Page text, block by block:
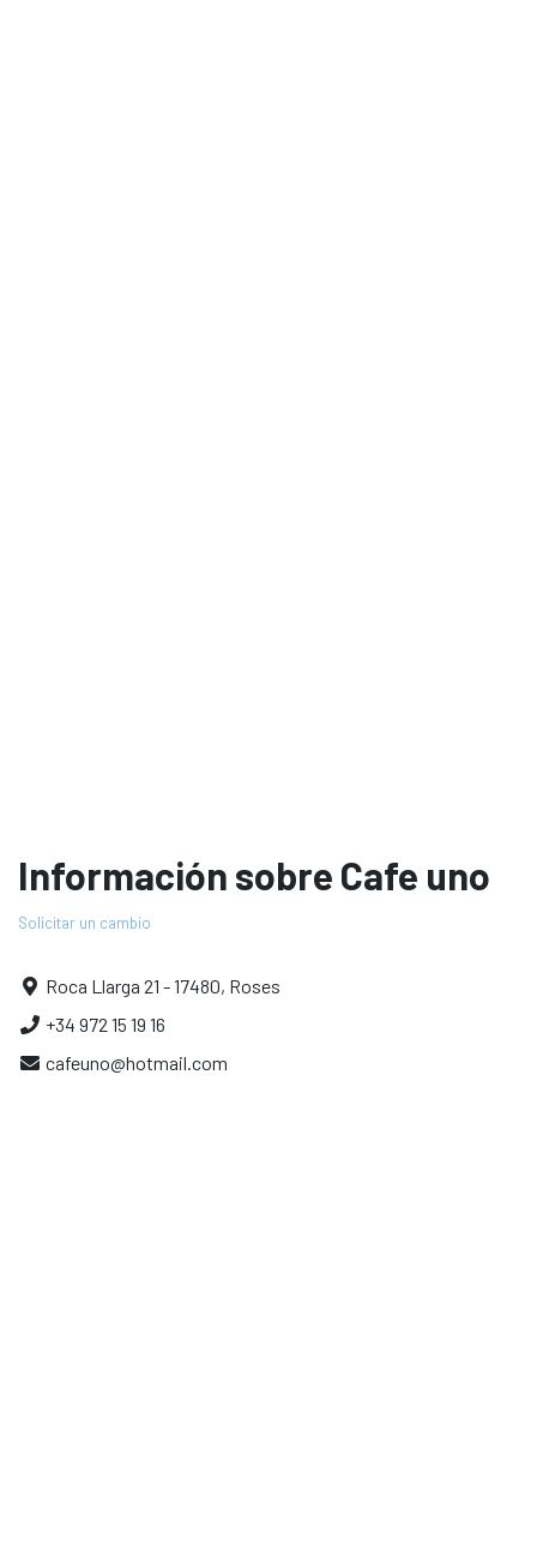
Información sobre Cafe uno
Solicitar un cambio
Roca Llarga 21 - 17480, Roses
+34 972 15 19 16
cafeuno@hotmail.com